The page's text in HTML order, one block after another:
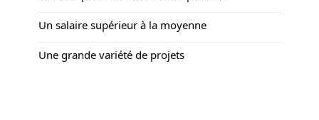
Un salaire supérieur à la moyenne
Une grande variété de projets